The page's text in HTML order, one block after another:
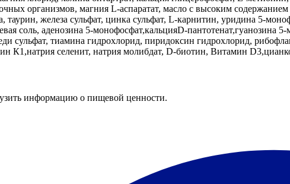
организмов, магния L-аспаратат, масло с высоким
таурин, железа сульфат, цинка сульфат, L-карнитин, уридина 5-
соль, аденозина 5-монофосфат,кальцияD-пантотенат,гуанозина
сульфат, тиамина гидрохлорид, пиридоксин гидрохлорид,
К1,натрия селенит, натрия молибдат, D-биотин, Витамин
информацию о пищевой ценности.